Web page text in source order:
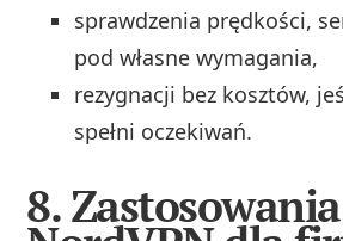
sprawdzenia prędkości,
pod własne wymagania,
rezygnacji bez kosztów,
spełni oczekiwań.
8. Zastosowania